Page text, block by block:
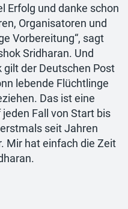
Erfolg und danke schon
Organisatoren und
Vorbereitung“, sagt
Sridharan. Und
gilt der Deutschen Post
lebende Flüchtlinge
Das ist eine
Fall von Start bis
seit Jahren
Mir hat einfach die Zeit